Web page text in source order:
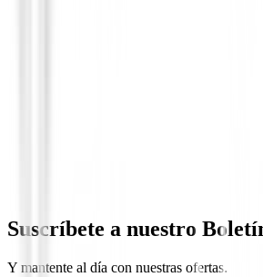
Suscríbete a nuestro
Y mantente al día con nuestras ofertas.